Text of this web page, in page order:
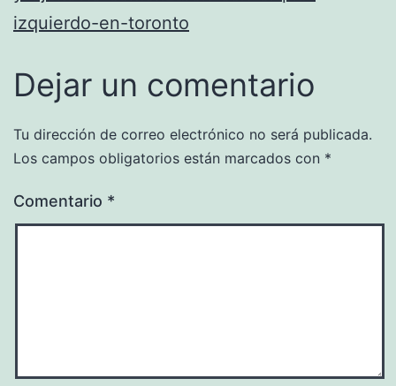
izquierdo-en-toronto
Dejar un comentario
Tu dirección de correo electrónico no será publicada.
Los campos obligatorios están marcados con *
Comentario *